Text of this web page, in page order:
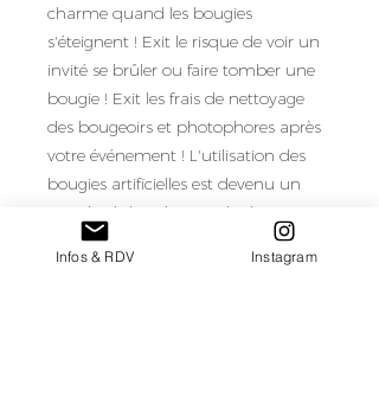
charme quand les bougies
s'éteignent ! Exit le risque de voir un
invité se brûler ou faire tomber une
bougie ! Exit les frais de nettoyage
des bougeoirs et photophores après
votre événement ! L'utilisation des
bougies artificielles est devenu un
standard dans le monde du
mariage, pour son côté sécurisant et
pratique !
Infos & RDV Instagram